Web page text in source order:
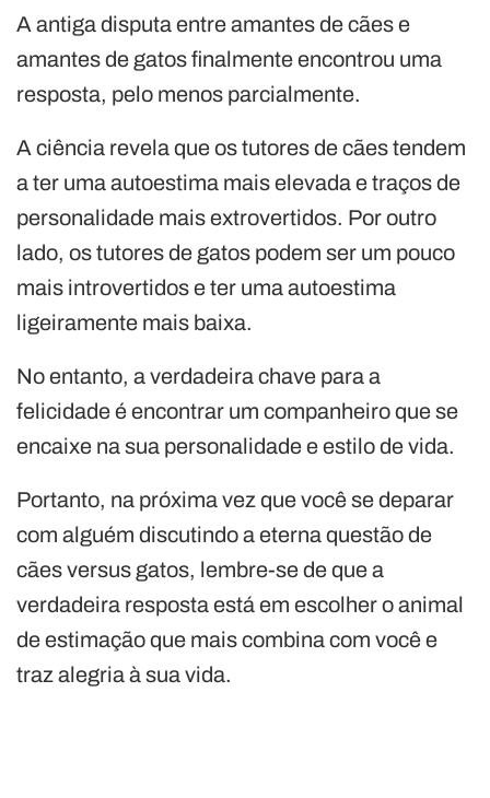
A antiga disputa entre amantes de cães e
amantes de gatos finalmente encontrou uma
resposta, pelo menos parcialmente.
A ciência revela que os tutores de cães tendem
a ter uma autoestima mais elevada e traços de
personalidade mais extrovertidos. Por outro
lado, os tutores de gatos podem ser um pouco
mais introvertidos e ter uma autoestima
ligeiramente mais baixa.
No entanto, a verdadeira chave para a
felicidade é encontrar um companheiro que se
encaixe na sua personalidade e estilo de vida.
Portanto, na próxima vez que você se deparar
com alguém discutindo a eterna questão de
cães versus gatos, lembre-se de que a
verdadeira resposta está em escolher o animal
de estimação que mais combina com você e
traz alegria à sua vida.